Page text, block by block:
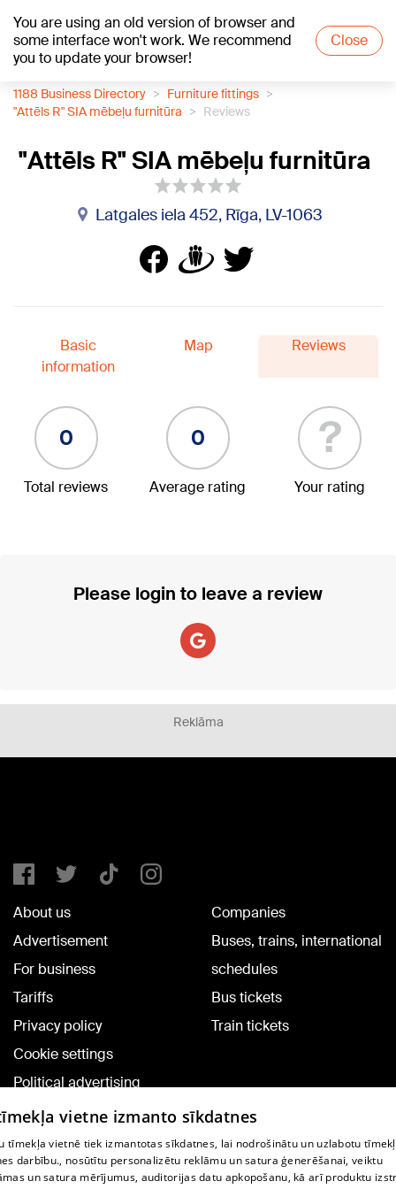
You are using an old version of browser and
some interface won't work. We recommend
you to update your browser!
Close
+15°C
1188 Business Directory
Furniture fittings
"Attēls R" SIA mēbeļu furnitūra
Reviews
"Attēls R" SIA mēbeļu furnitūra
Latgales iela 452, Rīga, LV-1063
Basic
information
Map Reviews
0
Total reviews
0
Average rating
?
Your rating
Please login to leave a review
Reklāma
About us
Advertisement
For business
Tariffs
Privacy policy
Cookie settings
Political advertising
Cookie policy
Commenting terms
Companies
Buses, trains, international
schedules
Bus tickets
Train tickets
TV program
vietne izmanto sīkdatnes
tīmekļa vietnē tiek izmantotas sīkdatnes, lai nodrošinātu un uzlabotu
darbību., nosūtītu personalizētu reklāmu un satura ģenerēšanai, veiktu
un satura mērījumus, auditorijas datu apkopošanu, kā arī produktu